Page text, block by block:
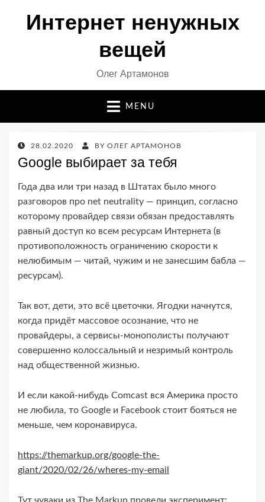
Интернет ненужных
вещей
Олег Артамонов
MENU
POSTED
ON
28.02.2020 BY ОЛЕГ АРТАМОНОВ
Google выбирает за тебя
Года два или три назад в Штатах было много
разговоров про net neutrality — принцип, согласно
которому провайдер связи обязан предоставлять
равный доступ ко всем ресурсам Интернета (в
противоположность ограничению скорости к
нелюбимым — читай, чужим и не занесшим бабла —
ресурсам).
Так вот, дети, это всё цветочки. Ягодки начнутся,
когда придёт массовое осознание, что не
провайдеры, а сервисы-​монополисты получают
совершенно колоссальный и незримый контроль
над общественной жизнью.
И если какой-​нибудь Comcast вся Америка просто
не любила, то Google и Facebook стоит бояться не
меньше, чем коронавируса.
https://themarkup.org/google-the-
giant/2020/02/26/wheres-my-email